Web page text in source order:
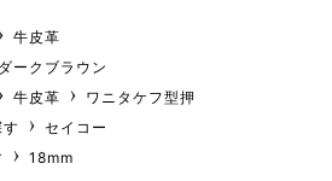
牛皮革
ダークブラウン
牛皮革
ワニタケフ型押
セイコー
18mm